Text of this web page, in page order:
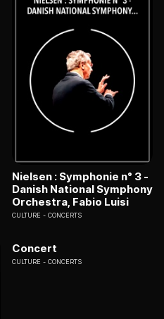
Nielsen : Symphonie n° 3 -
Danish National Symphony
Orchestra, Fabio Luisi
CULTURE CONCERTS
Concert
CULTURE CONCERTS